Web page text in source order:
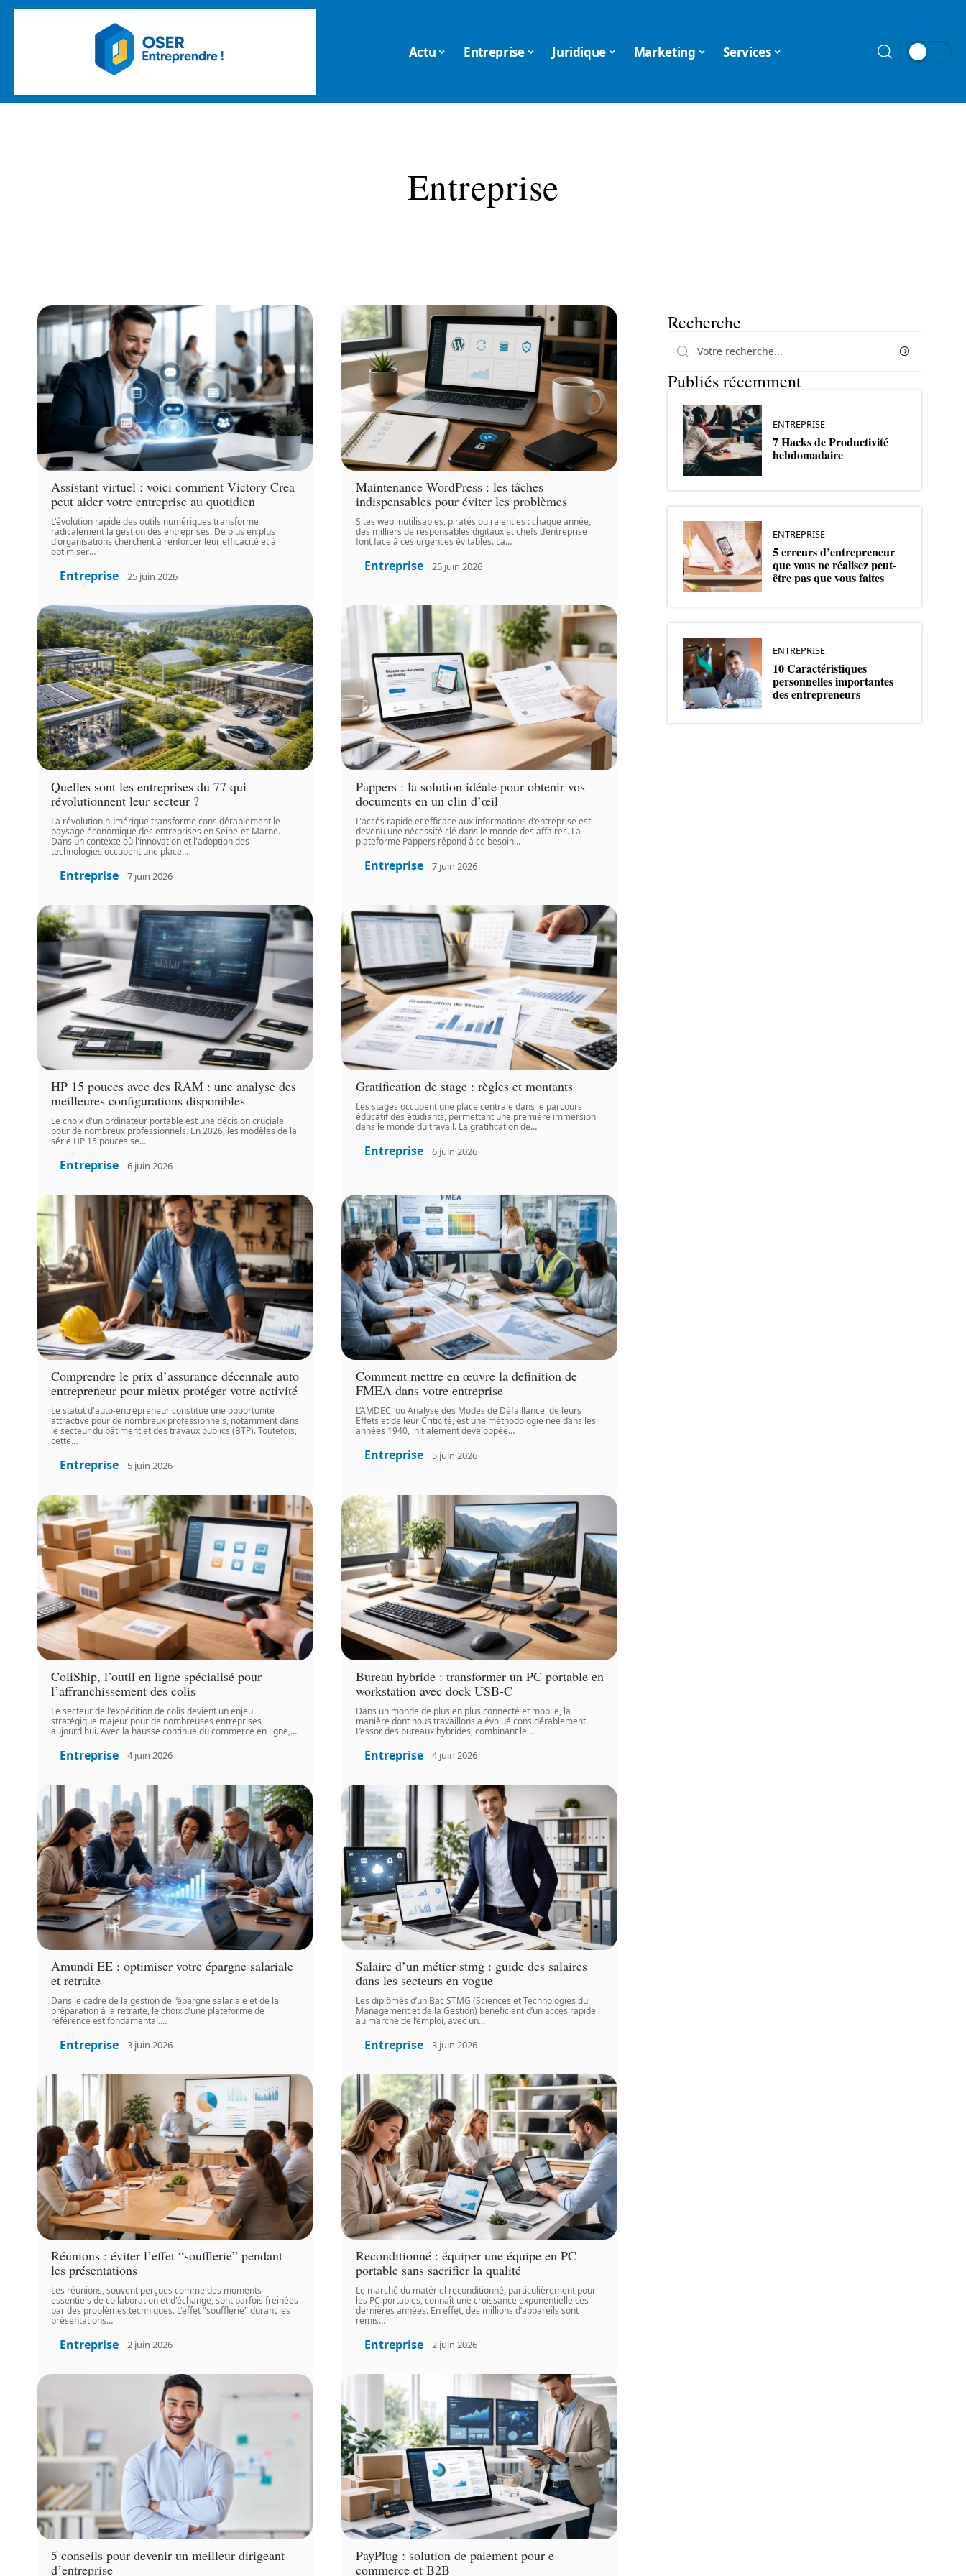
Actu Entreprise Juridique Marketing Services
Entreprise
Assistant virtuel : voici comment Victory Crea
peut aider votre entreprise au quotidien
L'évolution rapide des outils numériques transforme
radicalement la gestion des entreprises. De plus en plus
d'organisations cherchent à renforcer leur efficacité et à
optimiser…
Entreprise 25 juin 2026
Maintenance WordPress : les tâches
indispensables pour éviter les problèmes
Sites web inutilisables, piratés ou ralenties : chaque année,
des milliers de responsables digitaux et chefs d’entreprise
font face à ces urgences évitables. La…
Entreprise 25 juin 2026
Quelles sont les entreprises du 77 qui
révolutionnent leur secteur ?
La révolution numérique transforme considérablement le
paysage économique des entreprises en Seine-et-Marne.
Dans un contexte où l'innovation et l'adoption des
technologies occupent une place…
Entreprise 7 juin 2026
Pappers : la solution idéale pour obtenir vos
documents en un clin d’œil
L'accès rapide et efficace aux informations d'entreprise est
devenu une nécessité clé dans le monde des affaires. La
plateforme Pappers répond à ce besoin…
Entreprise 7 juin 2026
HP 15 pouces avec des RAM : une analyse des
meilleures configurations disponibles
Le choix d'un ordinateur portable est une décision cruciale
pour de nombreux professionnels. En 2026, les modèles de la
série HP 15 pouces se…
Entreprise 6 juin 2026
Gratification de stage : règles et montants
Les stages occupent une place centrale dans le parcours
éducatif des étudiants, permettant une première immersion
dans le monde du travail. La gratification de…
Entreprise 6 juin 2026
Comprendre le prix d’assurance décennale auto
entrepreneur pour mieux protéger votre activité
Le statut d'auto-entrepreneur constitue une opportunité
attractive pour de nombreux professionnels, notamment dans
le secteur du bâtiment et des travaux publics (BTP). Toutefois,
cette…
Entreprise 5 juin 2026
Comment mettre en œuvre la definition de
FMEA dans votre entreprise
L’AMDEC, ou Analyse des Modes de Défaillance, de leurs
Effets et de leur Criticité, est une méthodologie née dans les
années 1940, initialement développée…
Entreprise 5 juin 2026
ColiShip, l’outil en ligne spécialisé pour
l’affranchissement des colis
Le secteur de l'expédition de colis devient un enjeu
stratégique majeur pour de nombreuses entreprises
aujourd'hui. Avec la hausse continue du commerce en ligne,…
Entreprise 4 juin 2026
Bureau hybride : transformer un PC portable en
workstation avec dock USB-C
Dans un monde de plus en plus connecté et mobile, la
manière dont nous travaillons a évolué considérablement.
L’essor des bureaux hybrides, combinant le…
Entreprise 4 juin 2026
Amundi EE : optimiser votre épargne salariale
et retraite
Dans le cadre de la gestion de l’épargne salariale et de la
préparation à la retraite, le choix d’une plateforme de
référence est fondamental.…
Entreprise 3 juin 2026
Salaire d’un métier stmg : guide des salaires
dans les secteurs en vogue
Les diplômés d’un Bac STMG (Sciences et Technologies du
Management et de la Gestion) bénéficient d’un accès rapide
au marché de l’emploi, avec un…
Entreprise 3 juin 2026
Réunions : éviter l’effet “soufflerie” pendant
les présentations
Les réunions, souvent perçues comme des moments
essentiels de collaboration et d'échange, sont parfois freinées
par des problèmes techniques. L'effet "soufflerie" durant les
présentations…
Entreprise 2 juin 2026
Reconditionné : équiper une équipe en PC
portable sans sacrifier la qualité
Le marché du matériel reconditionné, particulièrement pour
les PC portables, connaît une croissance exponentielle ces
dernières années. En effet, des millions d’appareils sont
remis…
Entreprise 2 juin 2026
5 conseils pour devenir un meilleur dirigeant
d’entreprise
PayPlug : solution de paiement pour e-
commerce et B2B
Recherche
Publiés récemment
ENTREPRISE
7 Hacks de Productivité
hebdomadaire
ENTREPRISE
5 erreurs d’entrepreneur
que vous ne réalisez peut-
être pas que vous faites
ENTREPRISE
10 Caractéristiques
personnelles importantes
des entrepreneurs